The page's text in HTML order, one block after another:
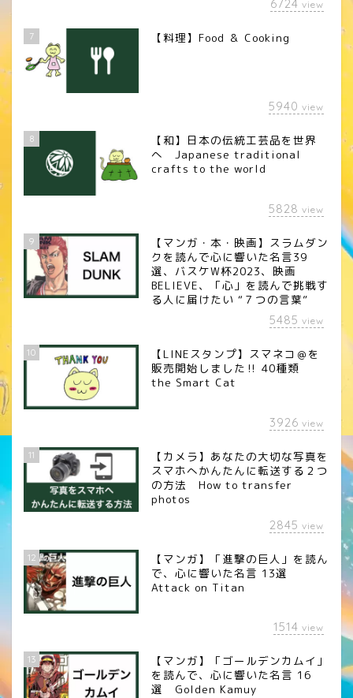
6724 view
7 【料理】Food ＆ Cooking
5940 view
8
【和】日本の伝統工芸品を世界
へ Japanese traditional
crafts to the world
5828 view
9
【マンガ・本・映画】スラムダン
クを読んで心に響いた名言39
選、バスケW杯2023、映画
BELIEVE、「心」を読んで挑戦す
る人に届けたい “７つの言葉”
5485 view
10
【LINEスタンプ】スマネコ＠を
販売開始しました‼︎ 40種類
the Smart Cat
3926 view
11
【カメラ】あなたの大切な写真を
スマホへかんたんに転送する２つ
の方法 How to transfer
photos
2845 view
12
【マンガ】「進撃の巨人」を読ん
で、心に響いた名言 13選
Attack on Titan
1514 view
13
【マンガ】「ゴールデンカムイ」
を読んで、心に響いた名言 16
選 Golden Kamuy